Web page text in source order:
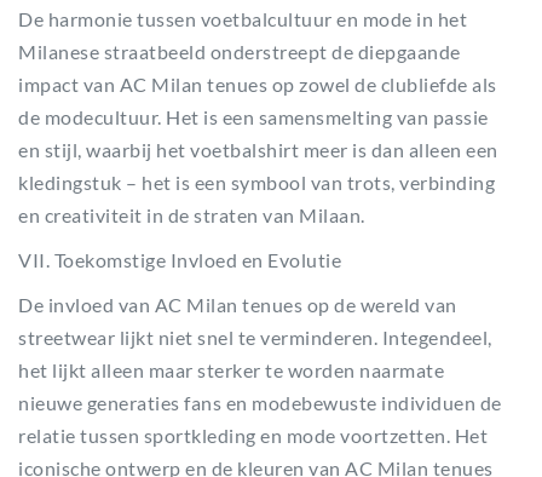
De harmonie tussen voetbalcultuur en mode in het
Milanese straatbeeld onderstreept de diepgaande
impact van AC Milan tenues op zowel de clubliefde als
de modecultuur. Het is een samensmelting van passie
en stijl, waarbij het voetbalshirt meer is dan alleen een
kledingstuk – het is een symbool van trots, verbinding
en creativiteit in de straten van Milaan.
VII. Toekomstige Invloed en Evolutie
De invloed van AC Milan tenues op de wereld van
streetwear lijkt niet snel te verminderen. Integendeel,
het lijkt alleen maar sterker te worden naarmate
nieuwe generaties fans en modebewuste individuen de
relatie tussen sportkleding en mode voortzetten. Het
iconische ontwerp en de kleuren van AC Milan tenues